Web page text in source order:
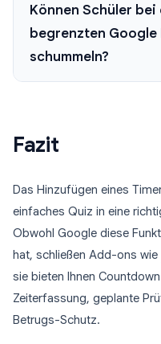
Können Schüler
begrenzten Google
schummeln?
Fazit
Das Hinzufügen eines
einfaches Quiz in eine
Obwohl Google diese
hat, schließen Add-ons wie
sie bieten Ihnen
Zeiterfassung, geplante
Betrugs-Schutz.